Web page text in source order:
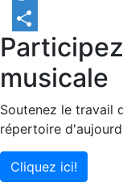
Twitter
Share
musicale
Soutenez le travail
répertoire
Cliquez ici!